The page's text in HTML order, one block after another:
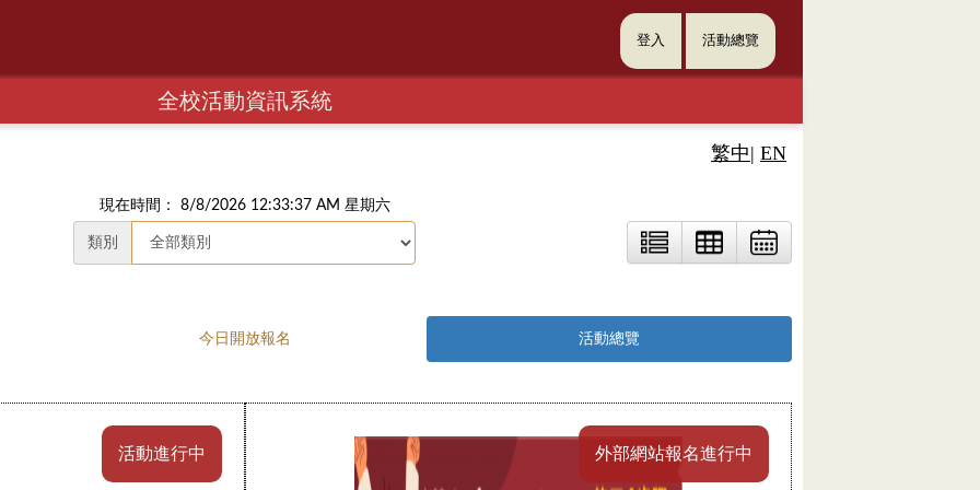
登入 活動總覽
全校活動資訊系統
繁中| EN
現在時間： 8/8/2026 12:33:38 AM 星期六
類別
今日開放報名 活動總覽
活動進行中 外部網站報名進行中